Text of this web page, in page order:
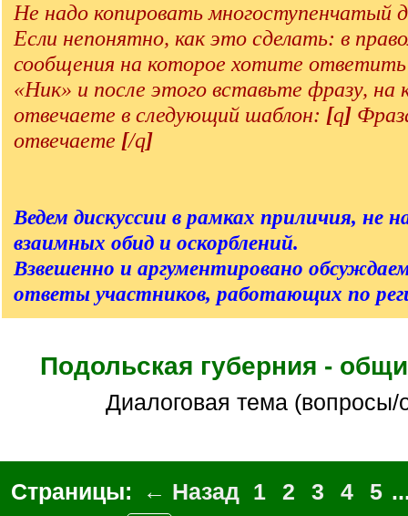
Не надо копировать многоступенчатый
Если непонятно, как это сделать: в
сообщения на которое хотите
«Ник» и после этого вставьте фразу, на
отвечаете в следующий шаблон: [q]
отвечаете [/q]
Ведем дискуссии в рамках приличия, не
взаимных обид и оскорблений.
Взвешенно и аргументировано
ответы участников, работающих по
Подольская губерния -
Диалоговая тема (вопросы/
Страницы: ← Назад 1 2 3 4 5